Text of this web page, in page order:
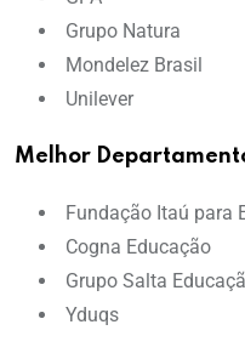
Grupo Natura
Mondelez Brasil
Unilever
Melhor
Fundação Itaú para
Cogna Educação
Grupo Salta
Yduqs